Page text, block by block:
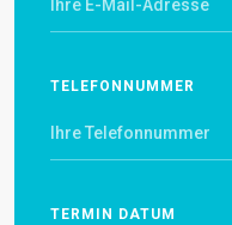
TELEFONNUMMER
TERMIN DATUM